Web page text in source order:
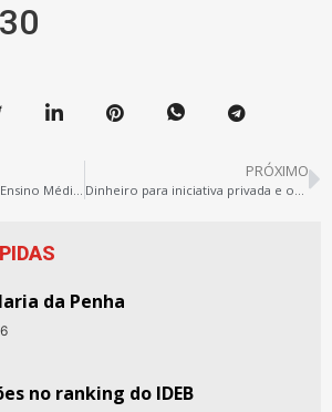
Cartilha sobre o “Novo Ensino Médio”
PRÓXIMO
Dinheiro para iniciativa privada e obra parada
da Penha
no ranking do IDEB